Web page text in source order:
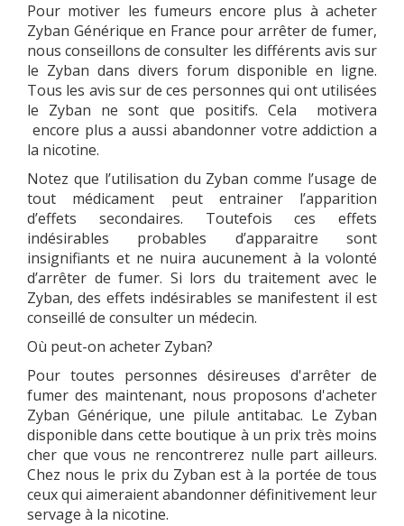
Pour motiver les fumeurs encore plus à acheter
Zyban Générique en France pour arrêter de fumer,
nous conseillons de consulter les différents avis sur
le Zyban dans divers forum disponible en ligne.
Tous les avis sur de ces personnes qui ont utilisées
le Zyban ne sont que positifs. Cela motivera
encore plus a aussi abandonner votre addiction a
la nicotine.
Notez que l’utilisation du Zyban comme l’usage de
tout médicament peut entrainer l’apparition
d’effets secondaires. Toutefois ces effets
indésirables probables d’apparaitre sont
insignifiants et ne nuira aucunement à la volonté
d’arrêter de fumer. Si lors du traitement avec le
Zyban, des effets indésirables se manifestent il est
conseillé de consulter un médecin.
Où peut-on acheter Zyban?
Pour toutes personnes désireuses d'arrêter de
fumer des maintenant, nous proposons d'acheter
Zyban Générique, une pilule antitabac. Le Zyban
disponible dans cette boutique à un prix très moins
cher que vous ne rencontrerez nulle part ailleurs.
Chez nous le prix du Zyban est à la portée de tous
ceux qui aimeraient abandonner définitivement leur
servage à la nicotine.